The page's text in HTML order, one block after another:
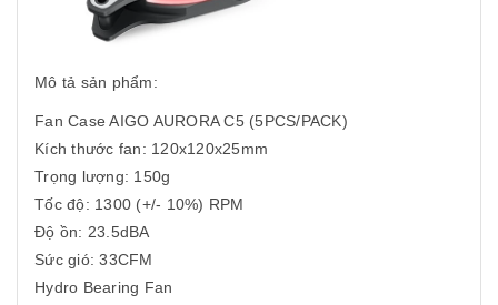
Mô tả sản phẩm:
Fan Case AIGO AURORA C5 (5PCS/PACK)
Kích thước fan: 120x120x25mm
Trọng lượng: 150g
Tốc độ: 1300 (+/- 10%) RPM
Độ ồn: 23.5dBA
Sức gió: 33CFM
Hydro Bearing Fan